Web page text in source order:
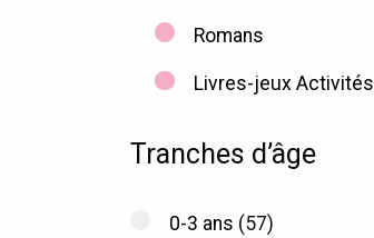
Romans
Livres-jeux Activités
Tranches d’âge
0-3 ans (57)